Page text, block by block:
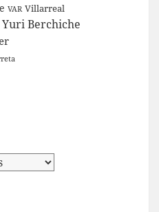
VAR Villarreal
Yuri Berchiche